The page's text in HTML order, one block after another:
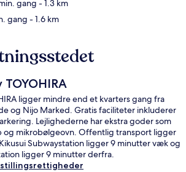
gang - 1.3 km
gang - 1.6 km
TOYOHIRA
ligger mindre end et kvarters gang fra
og Nijo Marked. Gratis faciliteter inkluderer
Lejlighederne har ekstra goder som
og mikrobølgeovn. Offentlig transport ligger
Subwaystation ligger 9 minutter væk og
ligger 9 minutter derfra.